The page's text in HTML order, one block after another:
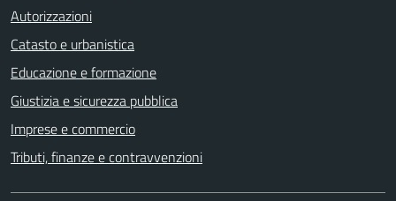
Autorizzazioni
Catasto e urbanistica
Educazione e formazione
Giustizia e sicurezza pubblica
Imprese e commercio
Tributi, finanze e contravvenzioni